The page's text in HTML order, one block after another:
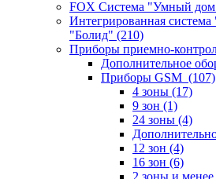
FOX Система "Умный
Интегрированная
"Болид" (210)
Приборы приемно-
Дополнительное
Приборы GSM (107)
4 зоны (17)
9 зон (1)
24 зоны (4)
12 зон (4)
16 зон (6)
2 зоны и менее